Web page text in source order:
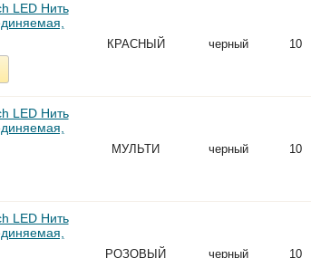
LED Нить
КРАСНЫЙ черный 10
LED Нить
МУЛЬТИ черный 10
LED Нить
РОЗОВЫЙ черный 10